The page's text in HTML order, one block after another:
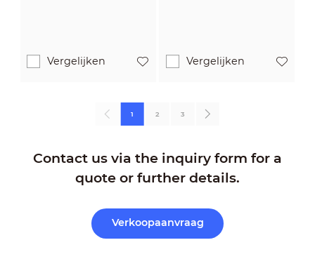
Vergelijken Vergelijken
1 2 3
Contact us via the inquiry form for a
quote or further details.
Verkoopaanvraag